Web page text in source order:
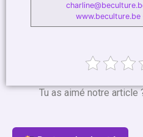
www.beculture.be
Tu as aimé notre article